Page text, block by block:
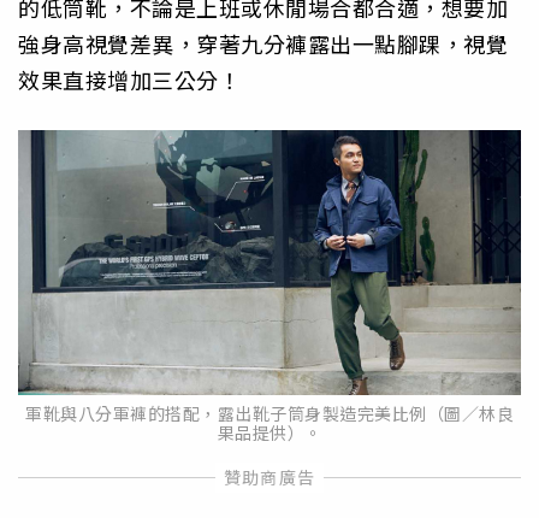
的低筒靴，不論是上班或休閒場合都合適，想要加
強身高視覺差異，穿著九分褲露出一點腳踝，視覺
效果直接增加三公分！
軍靴與八分軍褲的搭配，露出靴子筒身製造完美比例（圖／林良
果品提供）。